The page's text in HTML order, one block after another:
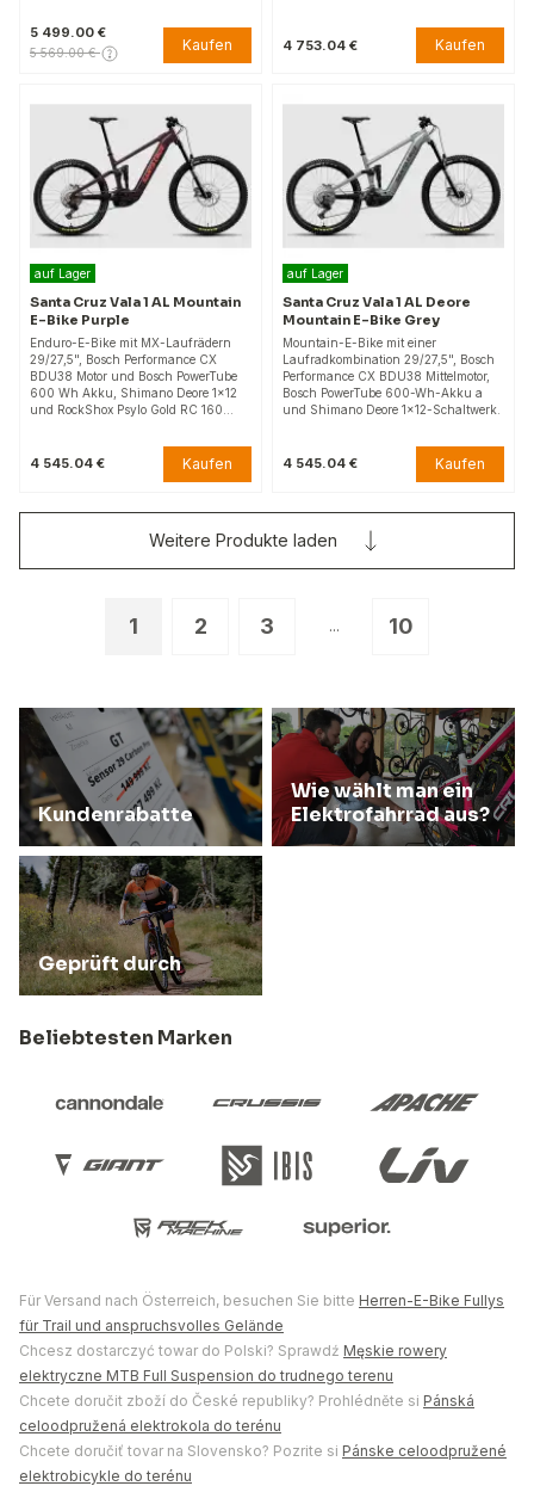
5 499.00 €
5 569.00 € Kaufen 4 753.04 € Kaufen
auf Lager
Santa Cruz Vala 1 AL Mountain
E-Bike Purple
Enduro-E-Bike mit MX-Laufrädern
29/27,5", Bosch Performance CX
BDU38 Motor und Bosch PowerTube
600 Wh Akku, Shimano Deore 1x12
und RockShox Psylo Gold RC 160…
4 545.04 € Kaufen
auf Lager
Santa Cruz Vala 1 AL Deore
Mountain E-Bike Grey
Mountain-E-Bike mit einer
Laufradkombination 29/27,5", Bosch
Performance CX BDU38 Mittelmotor,
Bosch PowerTube 600-Wh-Akku a
und Shimano Deore 1x12-Schaltwerk.
4 545.04 € Kaufen
1 2 3 ... 10
Weitere Produkte laden
Kundenrabatte
Wie wählt man ein
Elektrofahrrad aus?
Geprüft durch
Beliebtesten Marken
Für Versand nach Österreich, besuchen Sie bitte Herren-E-Bike Fullys
für Trail und anspruchsvolles Gelände
Chcesz dostarczyć towar do Polski? Sprawdź Męskie rowery
elektryczne MTB Full Suspension do trudnego terenu
Chcete doručit zboží do České republiky? Prohlédněte si Pánská
celoodpružená elektrokola do terénu
Chcete doručiť tovar na Slovensko? Pozrite si Pánske celoodpružené
elektrobicykle do terénu